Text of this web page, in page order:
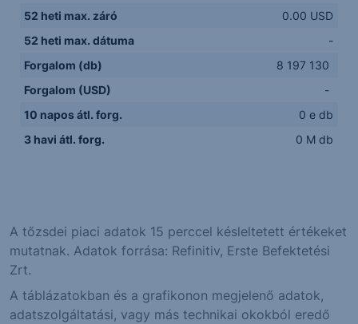
52 heti max. záró
0.00 USD
52 heti max. dátuma
-
Forgalom (db)
8 197 130
Forgalom (USD)
-
10 napos átl. forg.
0 e db
3 havi átl. forg.
0 M db
A tőzsdei piaci adatok 15 perccel késleltetett értékeket
mutatnak. Adatok forrása: Refinitiv, Erste Befektetési
Zrt.
A táblázatokban és a grafikonon megjelenő adatok,
adatszolgáltatási, vagy más technikai okokból eredő